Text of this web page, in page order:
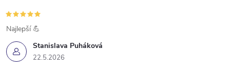
Stanislava Puháková
22.5.2026
Najlepší 💪